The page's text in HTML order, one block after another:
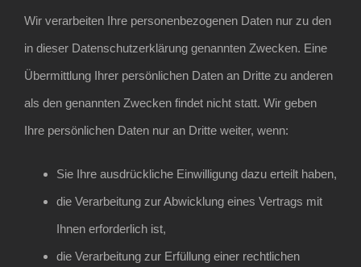
Wir verarbeiten Ihre personenbezogenen Daten nur zu den
in dieser Datenschutzerklärung genannten Zwecken. Eine
Übermittlung Ihrer persönlichen Daten an Dritte zu anderen
als den genannten Zwecken findet nicht statt. Wir geben
Ihre persönlichen Daten nur an Dritte weiter, wenn:
Sie Ihre ausdrückliche Einwilligung dazu erteilt haben,
die Verarbeitung zur Abwicklung eines Vertrags mit
Ihnen erforderlich ist,
die Verarbeitung zur Erfüllung einer rechtlichen